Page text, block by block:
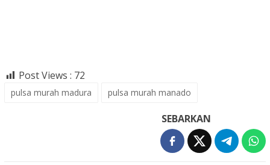
Post Views : 72
pulsa murah madura pulsa murah manado
SEBARKAN